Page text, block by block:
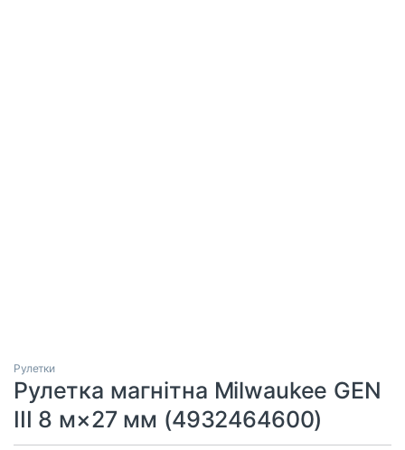
Рулетки
Рулетка магнітна Milwaukee GEN
III 8 м×27 мм (4932464600)